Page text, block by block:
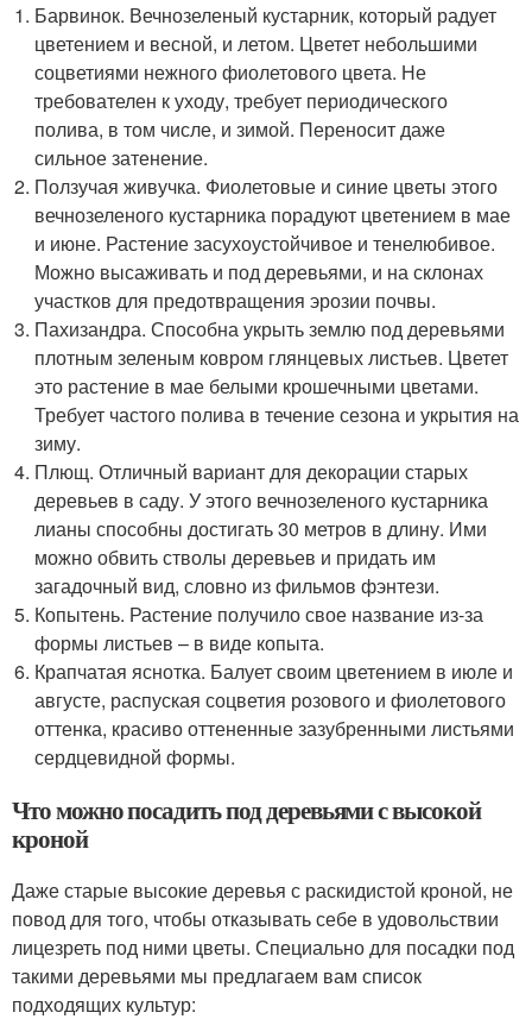
Барвинок. Вечнозеленый кустарник, который радует
цветением и весной, и летом. Цветет небольшими
соцветиями нежного фиолетового цвета. Не
требователен к уходу, требует периодического
полива, в том числе, и зимой. Переносит даже
сильное затенение.
Ползучая живучка. Фиолетовые и синие цветы этого
вечнозеленого кустарника порадуют цветением в мае
и июне. Растение засухоустойчивое и тенелюбивое.
Можно высаживать и под деревьями, и на склонах
участков для предотвращения эрозии почвы.
Пахизандра. Способна укрыть землю под деревьями
плотным зеленым ковром глянцевых листьев. Цветет
это растение в мае белыми крошечными цветами.
Требует частого полива в течение сезона и укрытия на
зиму.
Плющ. Отличный вариант для декорации старых
деревьев в саду. У этого вечнозеленого кустарника
лианы способны достигать 30 метров в длину. Ими
можно обвить стволы деревьев и придать им
загадочный вид, словно из фильмов фэнтези.
Копытень. Растение получило свое название из-за
формы листьев – в виде копыта.
Крапчатая яснотка. Балует своим цветением в июле и
августе, распуская соцветия розового и фиолетового
оттенка, красиво оттененные зазубренными листьями
сердцевидной формы.
Что можно посадить под деревьями с высокой
кроной
Даже старые высокие деревья с раскидистой кроной, не
повод для того, чтобы отказывать себе в удовольствии
лицезреть под ними цветы. Специально для посадки под
такими деревьями мы предлагаем вам список
подходящих культур: